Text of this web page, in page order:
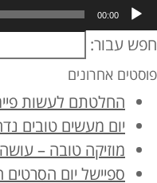
00:00
חפש עבור:
פוסטים אחרונים
החלטתם לעשות
יום מעשים טובים
מוזיקה טובה – עושה
ספיישל יום הסרטים